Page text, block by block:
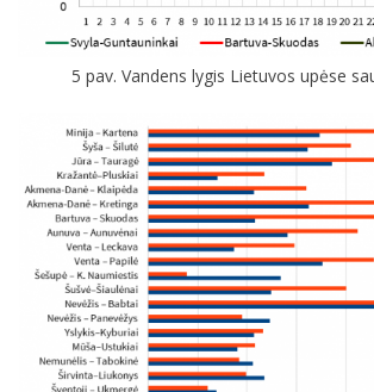
5 pav. Vandens lygis Lietuvos upėse